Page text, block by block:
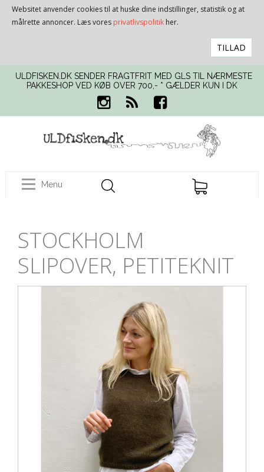
Websitet anvender cookies til at huske dine indstillinger, statistik og at
målrette annoncer. Læs vores privatlivspolitik her.
TILLAD
ULDFISKEN.DK SENDER FRAGTFRIT MED GLS TIL NÆRMESTE
PAKKESHOP VED KØB OVER 700,- * GÆLDER KUN I DK
Menu
STOCKHOLM
SLIPOVER, PETITEKNIT